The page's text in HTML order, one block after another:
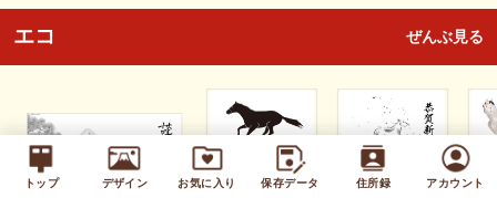
トップ デザイン お気に入り 保存データ 住所録 アカウント
エコ ぜんぶ見る